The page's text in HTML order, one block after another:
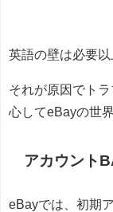
英語の壁は必要以
それが原因でト
心してeBayの世
アカウント
eBayでは、初期